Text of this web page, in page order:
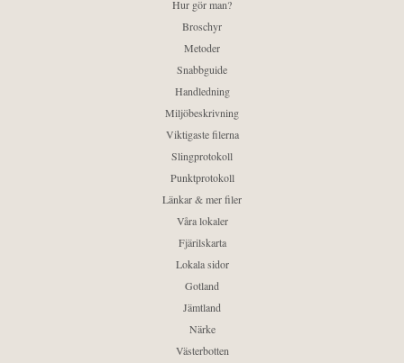
Hur gör man?
Broschyr
Metoder
Snabbguide
Handledning
Miljöbeskrivning
Viktigaste filerna
Slingprotokoll
Punktprotokoll
Länkar & mer filer
Våra lokaler
Fjärilskarta
Lokala sidor
Gotland
Jämtland
Närke
Västerbotten